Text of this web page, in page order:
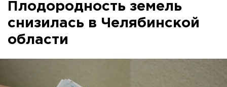
Плодородность земель
снизилась в Челябинской
области